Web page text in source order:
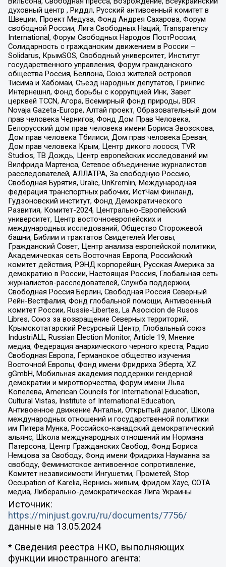
духовный центр , Риддл, Русский антивоенный комитет в
Швеции, Проект Медуза, Фонд Андрея Сахарова, Форум
свободной России, Лига Свободных Наций, Transparеncy
International, Форум Свободных Народов ПостРоссии,
Солидарность с гражданским движением в России –
Solidarus, КрымSOS, Свободный университет, Институт
государственного управления, Форум гражданского
общества Россия, Беллона, Союз жителей островов
Тисима и Хабомаи, Съезд народных депутатов, Гринпис
Интернешнл, Фонд борьбы с коррупцией Инк, Завет
церквей TCCN, Агора, Всемирный фонд природы, BDR
Novaja Gazeta-Europe, Алтай проект, Образовательный дом
прав человека Чернигов, Фонд Дом Прав Человека,
Белорусский дом прав человека имени Бориса Звозскова,
Дом прав человека Тбилиси, Дом прав человека Ереван,
Дом прав человека Крым, Центр дикого лосося, TVR
Studios, ТВ Дождь, Центр европейских исследований им
Вилфрида Мартенса, Сетевое объединение журналистов
расследователей, АЛЛАТРА, За свободную Россию,
Свободная Бурятия, Uralic, UnKremlin, Международная
федерация транспортных рабочих, ИстЧам Финланд,
Гудзоновский институт, Фонд Демократического
Развития, Комитет-2024, Центрально-Европейский
университет, Центр восточноевропейских и
международных исследований, Общество Сторожевой
башни, Библии и трактатов Свидетелей Иеговы,
Гражданский Совет, Центр анализа европейской политики,
Академическая сеть Восточная Европа, Российский
комитет действия, РЭНД корпорейшн, Русская Америка за
демократию в России, Настоящая Россия, Глобальная сеть
журналистов-расследователей, Служба поддержки,
Свободная Россия Берлин, Свободная Россия Северный
Рейн-Вестфалия, Фонд глобальной помощи, Антивоенный
комитет России, Russie-Libertes, La Asocicion de Rusos
Libres, Союз за возвращение Северных территорий,
Крымскотатарский Ресурсный Центр, Глобальный союз
IndustriALL, Russian Election Monitor, Article 19, Мнение
медиа, Федерация анархического черного креста, Радио
Свободная Европа, Германское общество изучения
Восточной Европы, Фонд имени Фридриха Эберта, XZ
gGmbH, Мобильная академия поддержки гендерной
демократии и миротворчества, Форум имени Льва
Копелева, American Councils for International Education,
Cultural Vistas, Institute of International Education,
Антивоенное движение Антальи, Открытый диалог, Школа
международных отношений и государственной политики
им Питера Мунка, Российско-канадский демократический
альянс, Школа международных отношений им Нормана
Патерсона, Центр Гражданских Свобод, Фонд Бориса
Немцова за Свободу, Фонд имени Фридриха Науманна за
свободу, Феминистское антивоенное сопротивление,
Комитет независимости Ингушетии, Прометей, Stop
Occupation of Karelia, Вернись живым, Фридом Хаус, СОТА
медиа, Либерально-демократическая Лига Украины
Источник:
https://minjust.gov.ru/ru/documents/7756/
данные на 13.05.2024
* Сведения реестра НКО, выполняющих
функции иностранного агента: